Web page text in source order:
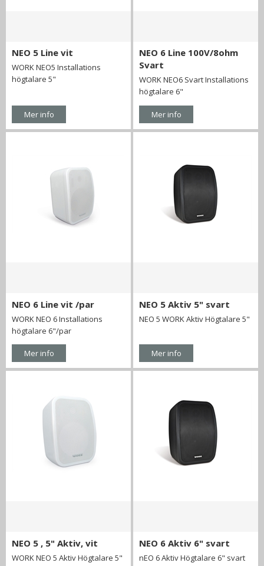
NEO 5 Line vit
WORK NEO5 Installations
högtalare 5"
Mer info
NEO 6 Line 100V/8ohm
Svart
WORK NEO6 Svart Installations
högtalare 6"
Mer info
NEO 6 Line vit /par
WORK NEO 6 Installations
högtalare 6"/par
Mer info
NEO 5 Aktiv 5" svart
NEO 5 WORK Aktiv Högtalare 5"
Mer info
NEO 5 , 5" Aktiv, vit
WORK NEO 5 Aktiv Högtalare 5"
NEO 6 Aktiv 6" svart
nEO 6 Aktiv Högtalare 6" svart